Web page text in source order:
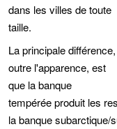
dans les villes de toute
taille.
La principale différence,
outre l'apparence, est
que la banque
tempérée produit les
la banque subarctique/